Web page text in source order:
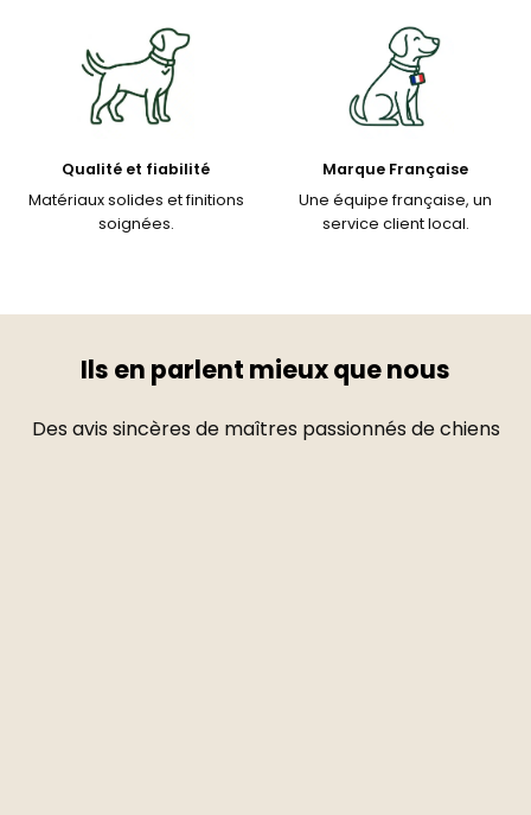
Qualité et fiabilité
Matériaux solides et finitions
soignées.
Marque Française
Une équipe française, un
service client local.
Ils en parlent mieux que nous
Des avis sincères de maîtres passionnés de chiens